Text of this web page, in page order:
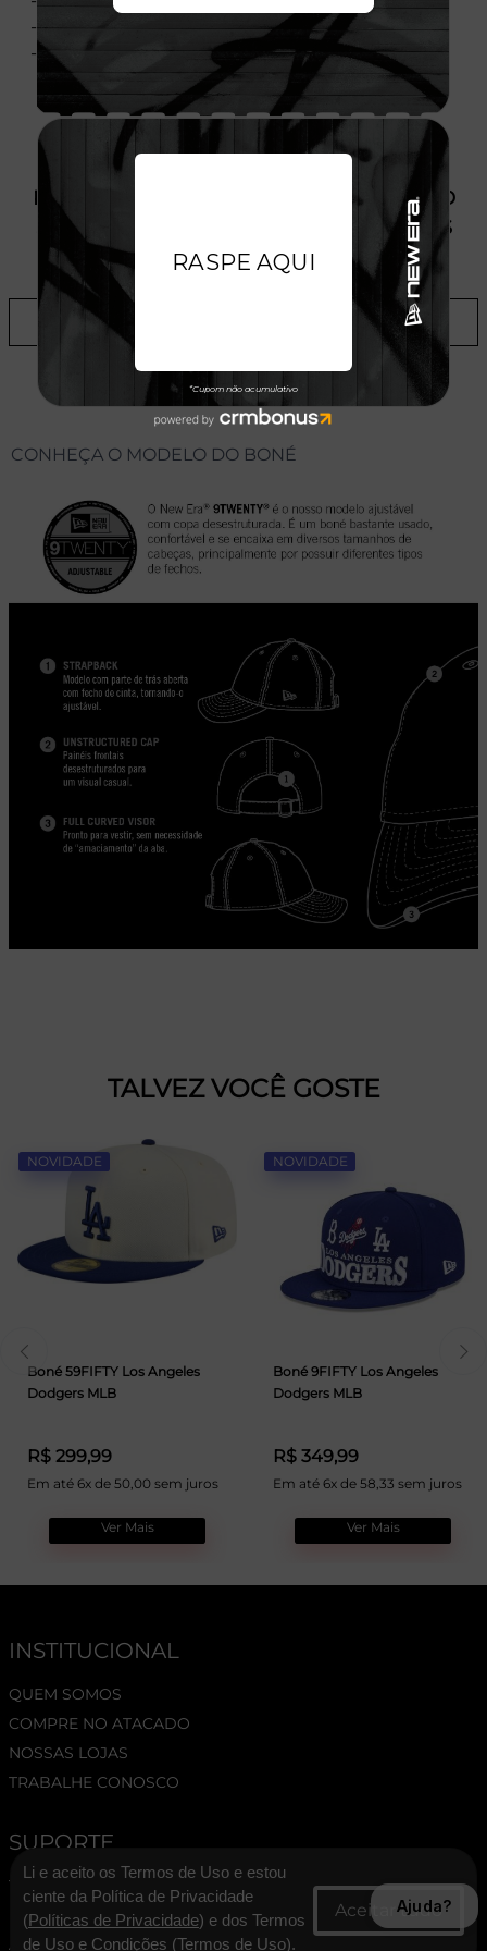
- IMPORTADO
- LICENÇA OFICIAL
PRODUTO SEM ESTOQUE DÍSPONÍVEL NO
SITE, CONSULTE A DISPONIBILIDADE NAS
LOJAS
ADICIONAR A LISTA DE DESEJOS
CONHEÇA O MODELO DO BONÉ
TALVEZ VOCÊ GOSTE
NOVIDADE
Boné 59FIFTY Los Angeles
Dodgers MLB
R$ 299,99
Em até 6x de 50,00 sem juros
Ver Mais
NOVIDADE
Boné 9FIFTY Los Angeles
Dodgers MLB
R$ 349,99
Em até 6x de 58,33 sem juros
Ver Mais
INSTITUCIONAL
QUEM SOMOS
COMPRE NO ATACADO
NOSSAS LOJAS
TRABALHE CONOSCO
SUPORTE
TERMOS E CONDIÇÕES
POLÍTICA DE PRIVACIDADE
ASSESSORIA DE IMPRENSA
Li e aceito os Termos de Uso e estou
ciente da Política de Privacidade
(Políticas de Privacidade) e dos Termos
de Uso e Condições (Termos de Uso).
Ajuda?